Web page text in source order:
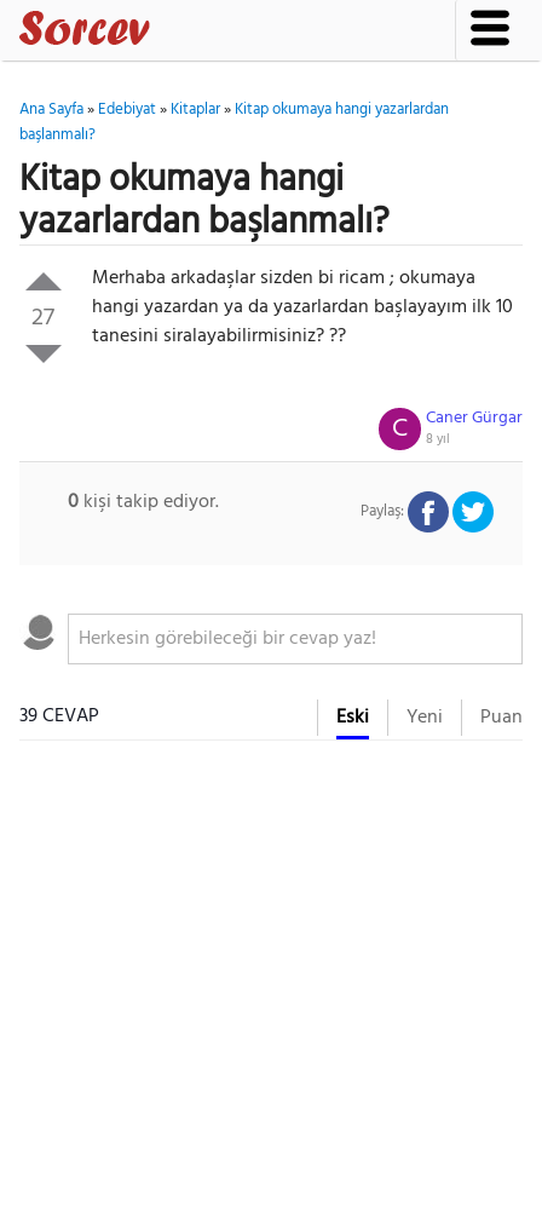
Ana Sayfa»Edebiyat»Kitaplar»Kitap okumaya hangi yazarlardan
başlanmalı?
Kitap okumaya hangi
yazarlardan başlanmalı?
27
Merhaba arkadaşlar sizden bi ricam ; okumaya
hangi yazardan ya da yazarlardan başlayayım ilk 10
tanesini siralayabilirmisiniz? ??
Caner Gürgar
8 yıl
C
0kişi takip ediyor. Paylaş:
39 CEVAP Eski Yeni Puan